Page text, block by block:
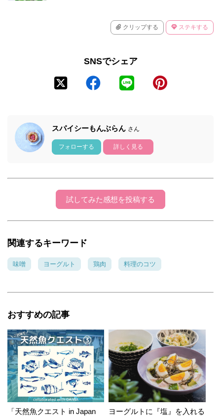
クリップする ステキする
SNSでシェア
スパイシーもんぶらん さん
フォローする 詳しく見る
試してみた感想を投稿する
関連するキーワード
味噌 ヨーグルト 鶏肉 料理のコツ
おすすめの記事
「天然魚クエスト in Japan
ヨーグルトに『塩』を入れる